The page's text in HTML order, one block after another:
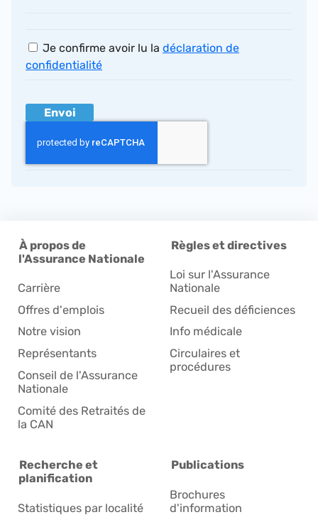
Je confirme avoir lu la déclaration de
confidentialité
À propos de
l'Assurance Nationale
Carrière
Offres d'emplois
Notre vision
Représentants
Conseil de l'Assurance
Nationale
Comité des Retraités de
la CAN
Règles et directives
Loi sur l'Assurance
Nationale
Recueil des déficiences
Info médicale
Circulaires et
procédures
Recherche et
planification
Statistiques par localité
Publications
Brochures
d'information